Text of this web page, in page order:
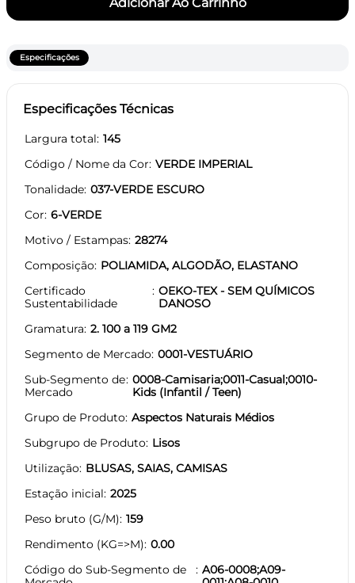
Especificações
Especificações Técnicas
Largura total 145
Código / Nome da Cor VERDE IMPERIAL
Tonalidade 037-VERDE ESCURO
Cor 6-VERDE
Motivo / Estampas 28274
Composição POLIAMIDA, ALGODÃO, ELASTANO
Certificado
Sustentabilidade
OEKO-TEX - SEM QUÍMICOS
DANOSO
Gramatura 2. 100 a 119 GM2
Segmento de Mercado 0001-VESTUÁRIO
Sub-Segmento de
Mercado
0008-Camisaria;0011-Casual;0010-
Kids (Infantil / Teen)
Grupo de Produto Aspectos Naturais Médios
Subgrupo de Produto Lisos
Utilização BLUSAS, SAIAS, CAMISAS
Estação inicial 2025
Peso bruto (G/M) 159
Rendimento (KG=>M) 0.00
Código do Sub-Segmento de
A06-0008;A09-